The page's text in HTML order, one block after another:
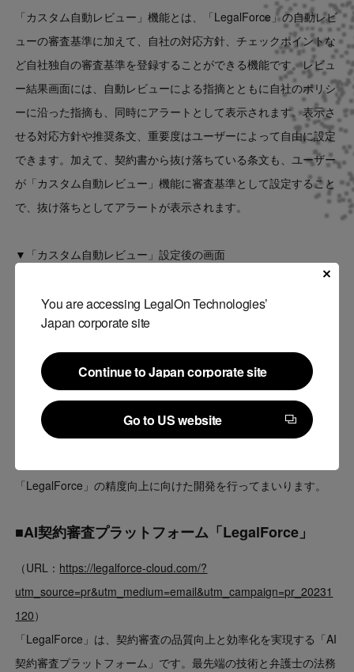
You are accessing LegalOn Technologies’
Japan corporate site
Continue to Japan corporate site
Continue to Japan corporate site
Go to US website
Go to US website
「カスタム自動レビュー」機能とは、「LegalForce」の自動レビ
ューの審査基準に加えて、自社の対応方針、チェックポイントな
ど自社独自の審査基準を登録することができる機能です。レビュ
ー結果画面には、自動レビューによる指摘とともに自社のポリシ
ーに沿った指摘も、同時にアラートとして表示されます。表示さ
せる対応方針や推奨条文、重要度はユーザーによって自由に設定
できます。加えて、契約書から抜け落ちている条文も、ユーザー
が「カスタム自動レビュー」機能に審査基準として設定すること
で、抜け落ちとしてアラートが表示されます。
▼「カスタム自動レビュー」設定後の画面
「LegalForce」の精度向上に向けた開発を行ってまいります。
■AI契約審査プラットフォーム「LegalForce」
（URL： https://legalforce-cloud.com/?
utm_source=pr&utm_medium=email&utm_campaign=pr_20231
120）
「LegalForce」は、契約審査の品質向上と効率化を実現する「AI
契約審査プラットフォーム」です。最先端の技術と弁護士の法務